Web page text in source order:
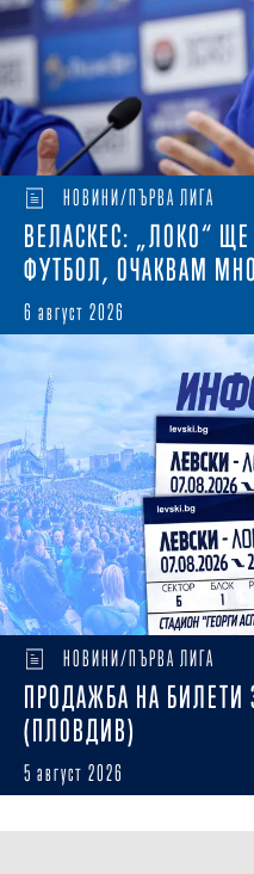
НОВИНИ/ПЪРВА ЛИГА
ВЕЛАСКЕС: „ЛОКО“ ЩЕ
ФУТБОЛ, ОЧАКВАМ
6 август 2026
НОВИНИ/ПЪРВА ЛИГА
ПРОДАЖБА НА
(ПЛОВДИВ)
5 август 2026